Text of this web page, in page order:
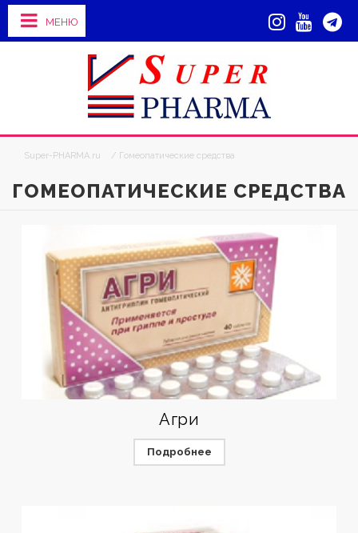
МЕНЮ
Super-PHARMA.ru / Гомеопатические средства
ГОМЕОПАТИЧЕСКИЕ СРЕДСТВА
Агри
Подробнее